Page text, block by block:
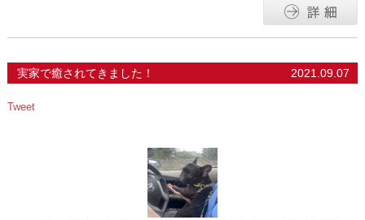
実家で癒されてきました！ 2021.09.07
Tweet